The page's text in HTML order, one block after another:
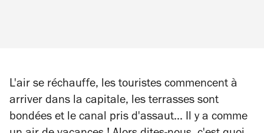
L'air se réchauffe, les touristes commencent à
arriver dans la capitale, les terrasses sont
bondées et le canal pris d'assaut... Il y a comme